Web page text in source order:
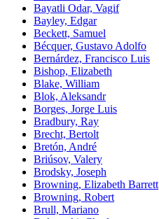
Bayatli Odar, Vagif
Bayley, Edgar
Beckett, Samuel
Bécquer, Gustavo Adolfo
Bernárdez, Francisco Luis
Bishop, Elizabeth
Blake, William
Blok, Aleksandr
Borges, Jorge Luis
Bradbury, Ray
Brecht, Bertolt
Bretón, André
Briúsov, Valery
Brodsky, Joseph
Browning, Elizabeth Barrett
Browning, Robert
Brull, Mariano